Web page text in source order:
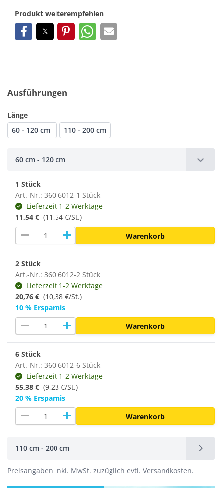
Produkt weiterempfehlen
Ausführungen
Länge
60 - 120 cm
110 - 200 cm
60 cm - 120 cm
1 Stück
Art.-Nr.: 360 6012-1 Stück
Lieferzeit 1-2 Werktage
11,54 € (11,54 €/St.)
remove add Warenkorb
2 Stück
Art.-Nr.: 360 6012-2 Stück
Lieferzeit 1-2 Werktage
20,76 € (10,38 €/St.)
10 % Ersparnis
remove add Warenkorb
6 Stück
Art.-Nr.: 360 6012-6 Stück
Lieferzeit 1-2 Werktage
55,38 € (9,23 €/St.)
20 % Ersparnis
remove add Warenkorb
110 cm - 200 cm
Preisangaben inkl. MwSt. zuzüglich evtl. Versandkosten.